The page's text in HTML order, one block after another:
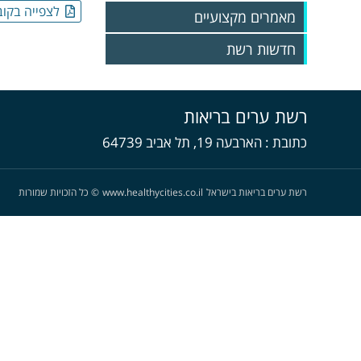
מאמרים מקצועיים
חדשות רשת
גיליונות 2024
גיליונות 2023
גליונות 2022
גליונות 2021
גליונות 2020
גליונות 2019
גליונות 2018
לצפייה
רשת ערים בריאות
כתובת הארבעה 19, תל אביב 64739
רשת ערים בריאות בישראל www.healthycities.co.il
© כל הזכויות שמורות